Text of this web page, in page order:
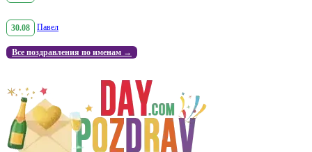
30.08 Павел
Все поздравления по именам →